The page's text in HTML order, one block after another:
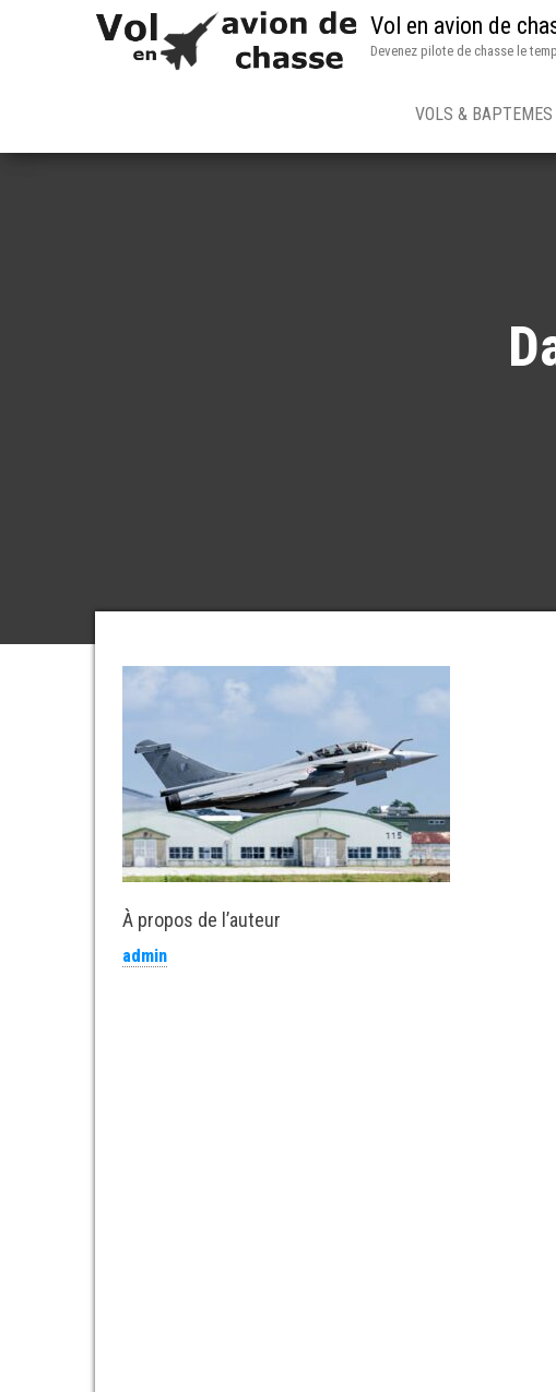
Vol en avion de
Devenez pilote de chasse le
VOLS &
À propos de l’auteur
admin